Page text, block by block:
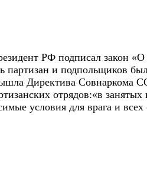
РФ подписал закон «О
партизан и подпольщиков
Директива Совнаркома
отрядов:«в
условия для врага и